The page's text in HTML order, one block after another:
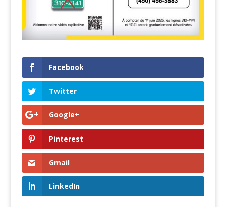
Facebook
Twitter
Google+
Pinterest
Gmail
LinkedIn